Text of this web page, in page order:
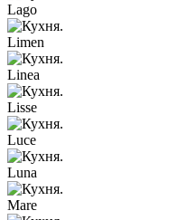
Lago
Limen
Linea
Lisse
Luce
Luna
Mare